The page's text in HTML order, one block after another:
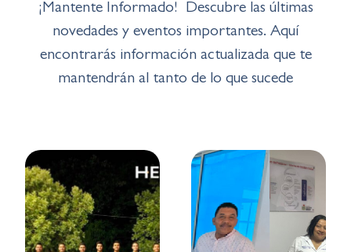
¡Mantente Informado! Descubre las últimas
novedades y eventos importantes. Aquí
encontrarás información actualizada que te
mantendrán al tanto de lo que sucede